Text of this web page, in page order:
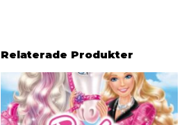
Relaterade Produkter